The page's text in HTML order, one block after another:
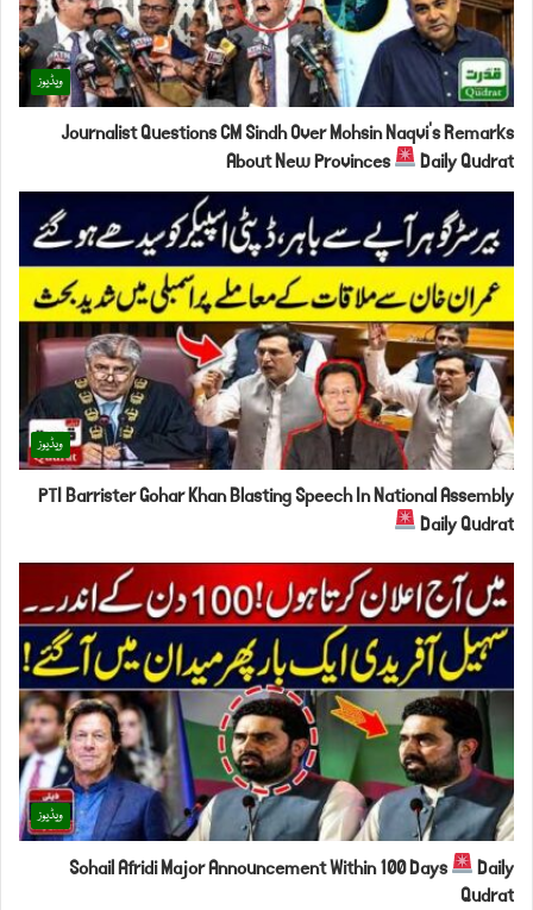
ویڈیوز
Journalist Questions CM Sindh Over Mohsin Naqvi's Remarks
About New Provinces
Daily Qudrat
ویڈیوز
PTI Barrister Gohar Khan Blasting Speech In National Assembly
Daily Qudrat
ویڈیوز
Sohail Afridi Major Announcement Within 100 Days
Daily
Qudrat